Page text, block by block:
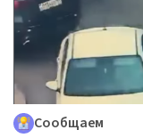
Сообщаем